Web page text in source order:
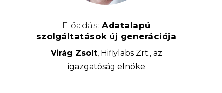
Előadás:Adatalapú
szolgáltatások új generációja
Virág Zsolt, Hiflylabs Zrt., az
igazgatóság elnöke